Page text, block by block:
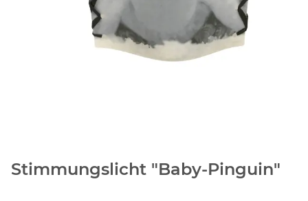
Stimmungslicht "Baby-Pinguin"